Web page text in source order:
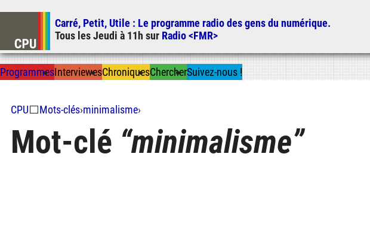
Carré, Petit, Utile : Le programme radio des gens du numérique.
Tous lesJeudi à 11h sur Radio <FMR>
ProgrammesInterviewesChroniquesChercherSuivez-nous !
CPU⬜Mots-clés›minimalisme›
Mot-clé minimalisme